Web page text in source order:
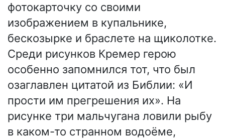
фотокарточку со своими
изображением в купальнике,
бескозырке и браслете на щиколотке.
Среди рисунков Кремер герою
особенно запомнился тот, что был
озаглавлен цитатой из Библии: «И
прости им прегрешения их». На
рисунке три мальчугана ловили рыбу
в каком-то странном водоёме,